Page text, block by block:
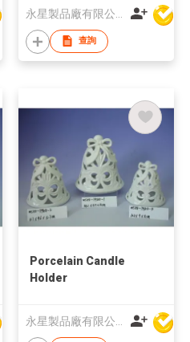
查詢
Porcelain Candle
Holder
永星製品廠有限公司